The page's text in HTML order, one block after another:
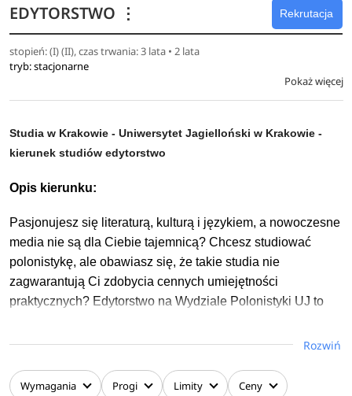
historii dramatu polskiego i powszechnego, a także
gatunków dramatycznych. Od drugiego roku osoby
studiujące ukierunkowują wiedzę wybierając kursy
w jednym z dwóch modułów: teatrologicznym lub
performatycznym, którą następnie mogą poszerzać na
studentów, którzy zamierzają podjąć studia drugiego
stopnia o specjalności teatrologicznej; moduł
performatyczny: realizowany od II roku studiów, dla
studentów, którzy zamierzają podjąć studia drugiego
stopnia o specjalności performatycznej lub teatrologicznej.
Trzyletnie studia licencjackie na kierunku wiedza o teatrze
we wszelkich jej formach i przejawach. Mają one także
charakter wielostronnego wprowadzenia w szeroko pojętą
problematykę kulturalną.
EDYTORSTWO ⋮ Rekrutacja
stopień: (I) (II), czas trwania: 3 lata • 2 lata
tryb: stacjonarne
Pokaż więcej
Studia w Krakowie - Uniwersytet Jagielloński w Krakowie -
kierunek studiów edytorstwo
Opis kierunku:
Pasjonujesz się literaturą, kulturą i językiem, a nowoczesne
media nie są dla Ciebie tajemnicą? Chcesz studiować
polonistykę, ale obawiasz się, że takie studia nie
zagwarantują Ci zdobycia cennych umiejętności
praktycznych? Edytorstwo na Wydziale Polonistyki UJ to
tradycje i innowacyjność. Studia te przekazują współczesną
Spotkasz tam sławy polonistyki, wykładowców i
Rozwiń
Wymagania Progi Limity Ceny